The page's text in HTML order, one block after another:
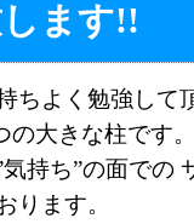
ます!!
ちよく勉強して
の大きな柱です
持ち”の面での
ります。